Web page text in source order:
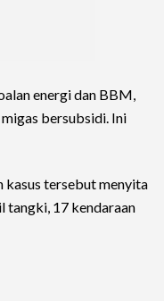
energi dan BBM,
bersubsidi. Ini
kasus tersebut menyita
tangki, 17 kendaraan